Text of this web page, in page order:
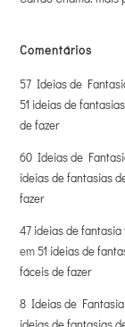
Comentários
57 Ideias de
51 ideias de
de fazer
60 Ideias de
ideias de fantasias
fazer
47 ideias de fantasia
em 51 ideias de
fáceis de fazer
8 Ideias de
ideias de fantasias